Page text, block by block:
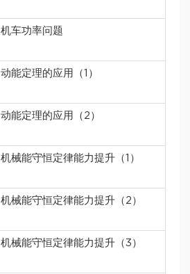
机车功率问题
动能定理的应用（1）
动能定理的应用（2）
机械能守恒定律能力提升（1）
机械能守恒定律能力提升（2）
机械能守恒定律能力提升（3）